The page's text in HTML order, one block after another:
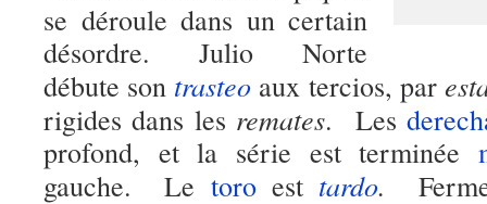
se déroule dans un certain
désordre. Julio Norte
débute son trasteo aux tercios, par
rigides dans les remates. Les
profond, et la série est terminée
gauche. Le toroest tardo.